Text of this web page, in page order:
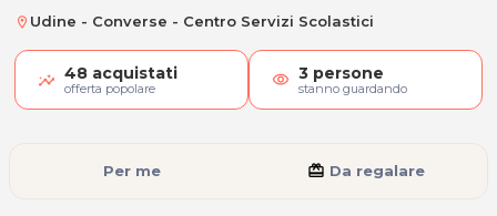
location_on Udine - Converse - Centro Servizi Scolastici
48 acquistati
offerta popolare visibility 3 persone
stanno guardando
Per me card_giftcard Da regalare